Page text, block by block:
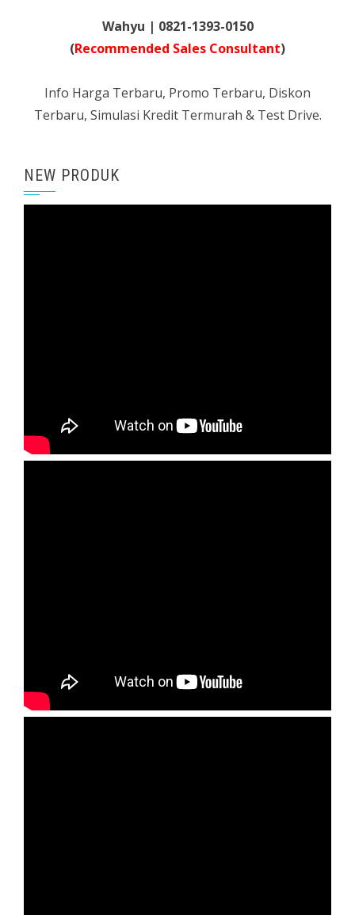
Wahyu | 0821-1393-0150
(Recommended Sales Consultant)
Info Harga Terbaru, Promo Terbaru, Diskon
Terbaru, Simulasi Kredit Termurah & Test Drive.
NEW PRODUK